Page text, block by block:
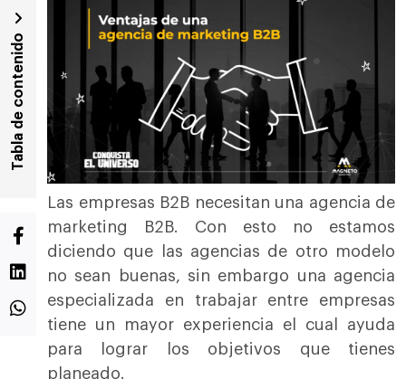
Tabla de contenido
Las empresas B2B necesitan una agencia de
marketing B2B. Con esto no estamos
diciendo que las agencias de otro modelo
no sean buenas, sin embargo una agencia
especializada en trabajar entre empresas
tiene un mayor experiencia el cual ayuda
para lograr los objetivos que tienes
planeado.